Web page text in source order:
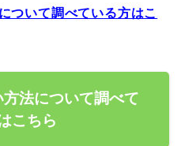
ついて調べている方はこ
法について調べて
こちら